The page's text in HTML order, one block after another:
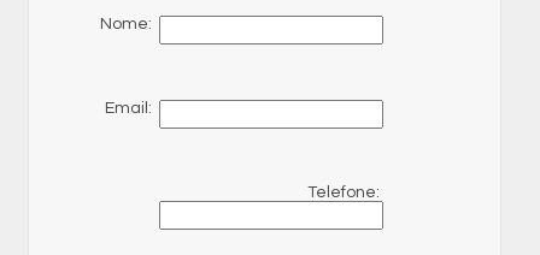
Nome:
Email:
Telefone: